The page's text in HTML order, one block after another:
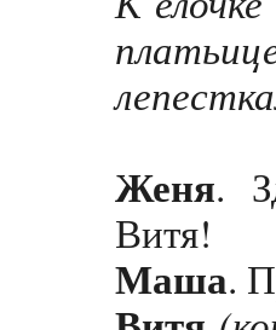
Женя.
Витя!
Маша.